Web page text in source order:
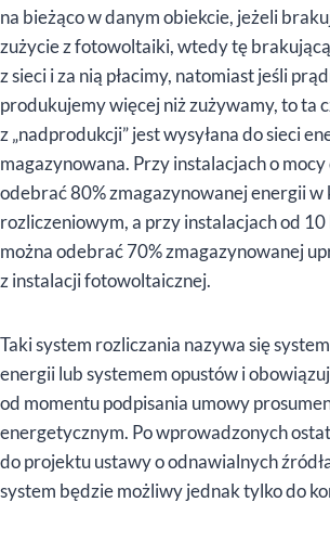
na bieżąco w danym obiekcie, jeżeli
zużycie z fotowoltaiki, wtedy tę
z sieci i za nią płacimy, natomiast jeśli
produkujemy więcej niż zużywamy, to ta
z „nadprodukcji” jest wysyłana do sieci
magazynowana. Przy instalacjach o
odebrać 80% zmagazynowanej energii w
rozliczeniowym, a przy instalacjach od
można odebrać 70% zmagazynowanej
z instalacji fotowoltaicznej.
Taki system rozliczania nazywa się
energii lub systemem opustów i
od momentu podpisania umowy
energetycznym. Po wprowadzonych
do projektu ustawy o odnawialnych
system będzie możliwy jednak tylko do